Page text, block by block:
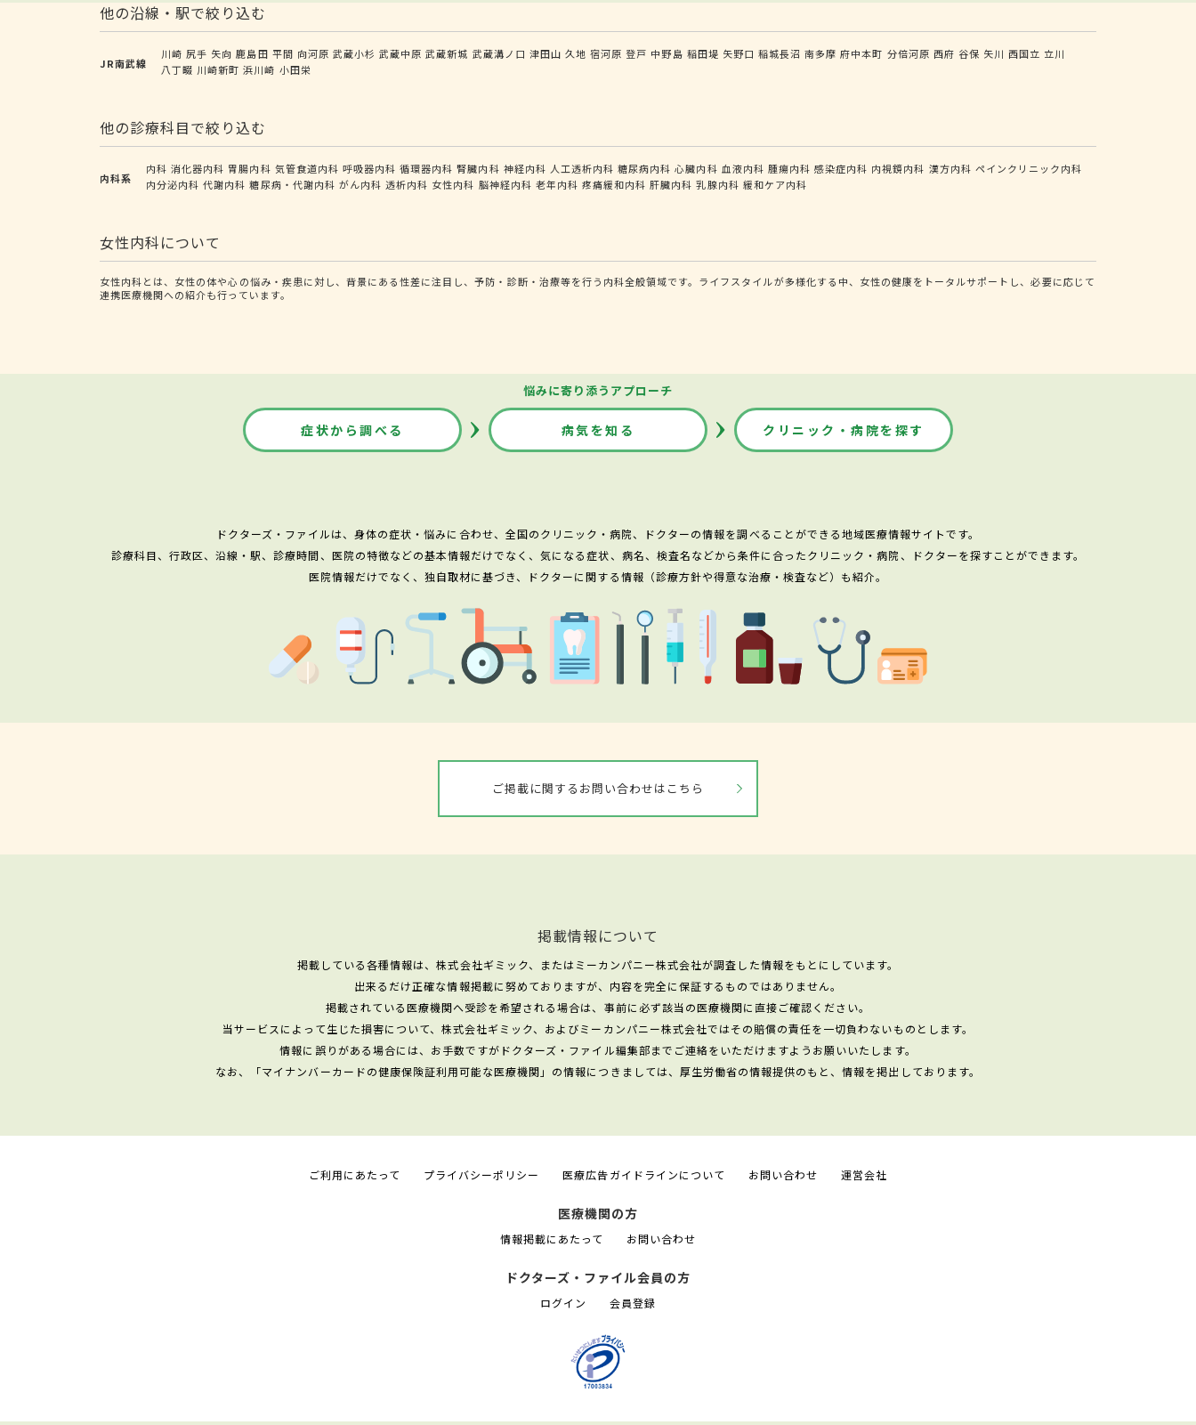
他の沿線・駅で絞り込む
JR南武線
川崎 尻手 矢向 鹿島田 平間 向河原 武蔵小杉 武蔵中原 武蔵新城 武蔵溝ノ口 津田山 久地 宿河原 登戸 中野島 稲田堤 矢野口 稲城長沼 南多摩 府中本町 分倍河原 西府 谷保 矢川 西国立 立川
八丁畷 川崎新町 浜川崎 小田栄
他の診療科目で絞り込む
内科系
内科 消化器内科 胃腸内科 気管食道内科 呼吸器内科 循環器内科 腎臓内科 神経内科 人工透析内科 糖尿病内科 心臓内科 血液内科 腫瘍内科 感染症内科 内視鏡内科 漢方内科 ペインクリニック内科
内分泌内科 代謝内科 糖尿病・代謝内科 がん内科 透析内科 女性内科 脳神経内科 老年内科 疼痛緩和内科 肝臓内科 乳腺内科 緩和ケア内科
女性内科について
女性内科とは、女性の体や心の悩み・疾患に対し、背景にある性差に注目し、予防・診断・治療等を行う内科全般領域です。ライフスタイルが多様化する中、女性の健康をトータルサポートし、必要に応じて
連携医療機関への紹介も行っています。
悩みに寄り添うアプローチ
症状から調べる 病気を知る クリニック・病院を探す
ドクターズ・ファイルは、身体の症状・悩みに合わせ、全国のクリニック・病院、ドクターの情報を調べることができる地域医療情報サイトです。
診療科目、行政区、沿線・駅、診療時間、医院の特徴などの基本情報だけでなく、気になる症状、病名、検査名などから条件に合ったクリニック・病院、ドクターを探すことができます。
医院情報だけでなく、独自取材に基づき、ドクターに関する情報（診療方針や得意な治療・検査など）も紹介。
ご掲載に関するお問い合わせはこちら
掲載情報について
掲載している各種情報は、株式会社ギミック、またはミーカンパニー株式会社が調査した情報をもとにしています。
出来るだけ正確な情報掲載に努めておりますが、内容を完全に保証するものではありません。
掲載されている医療機関へ受診を希望される場合は、事前に必ず該当の医療機関に直接ご確認ください。
当サービスによって生じた損害について、株式会社ギミック、およびミーカンパニー株式会社ではその賠償の責任を一切負わないものとします。
情報に誤りがある場合には、お手数ですがドクターズ・ファイル編集部までご連絡をいただけますようお願いいたします。
なお、「マイナンバーカードの健康保険証利用可能な医療機関」の情報につきましては、厚生労働省の情報提供のもと、情報を掲出しております。
ご利用にあたって プライバシーポリシー 医療広告ガイドラインについて お問い合わせ 運営会社
医療機関の方
情報掲載にあたって お問い合わせ
ドクターズ・ファイル会員の方
ログイン 会員登録